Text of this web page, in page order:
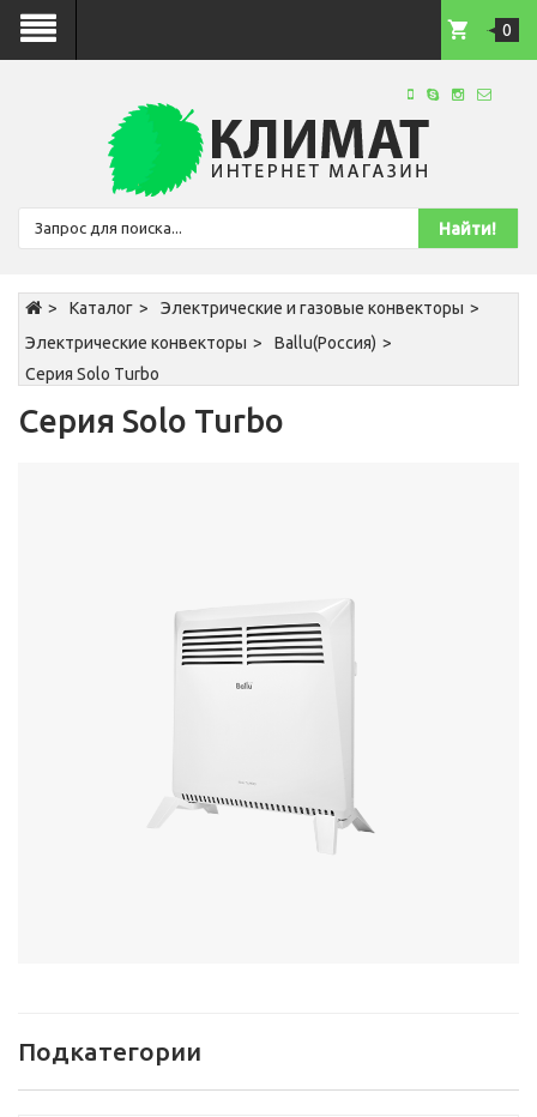
0
Каталог
Электрические и газовые конвекторы
Электрические конвекторы
Ballu(Россия)
Серия Solo Turbo
Серия Solo Turbo
Подкатегории